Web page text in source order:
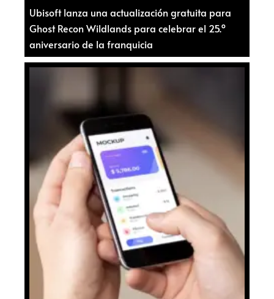
Ubisoft lanza una actualización gratuita para
Ghost Recon Wildlands para celebrar el 25.º
aniversario de la franquicia